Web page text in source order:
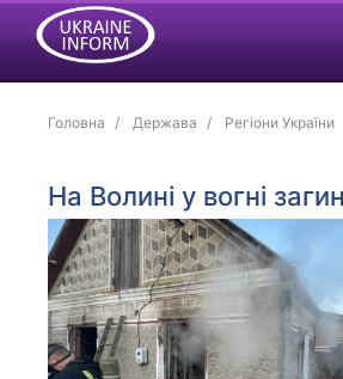
Головна Держава Регіони України
На Волині у вогні